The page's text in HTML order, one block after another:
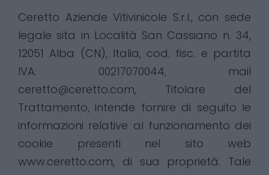
Ceretto Aziende Vitivinicole S.r.l., con sede
legale sita in Località San Cassiano n. 34,
12051 Alba (CN), Italia, cod. fisc. e partita
IVA: 00217070044, mail
ceretto@ceretto.com, Titolare del
Trattamento, intende fornire di seguito le
informazioni relative al funzionamento dei
cookie presenti nel sito web
www.ceretto.com, di sua proprietà. Tale